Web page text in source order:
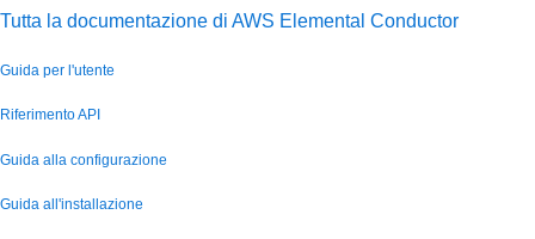
Tutta la documentazione di AWS Elemental Conductor
Guida per l'utente
Riferimento API
Guida alla configurazione
Guida all'installazione